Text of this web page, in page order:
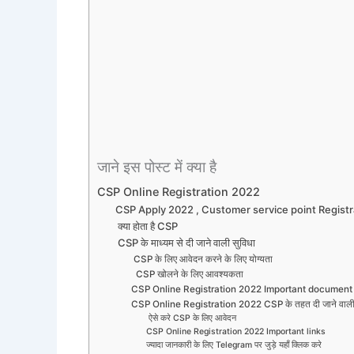
जाने इस पोस्ट में क्या है
CSP Online Registration 2022
CSP Apply 2022 , Customer service point
क्या होता है CSP
CSP के माध्यम से दी जाने वाली सुविधा
CSP के लिए आवेदन करने के लिए योग्यता
CSP खोलने के लिए आवश्यकता
CSP Online Registration 2022 Important document
CSP Online Registration 2022 CSP के तहत दी जाने वाली
ऐसे करे CSP के लिए आवेदन
CSP Online Registration 2022 Important links
ज्यादा जानकारी के लिए Telegram पर जुड़े यहाँ क्लिक करे